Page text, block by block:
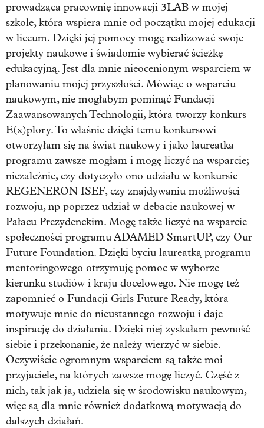
prowadząca pracownię innowacji 3LAB w mojej
szkole, która wspiera mnie od początku mojej edukacji
w liceum. Dzięki jej pomocy mogę realizować swoje
projekty naukowe i świadomie wybierać ścieżkę
edukacyjną. Jest dla mnie nieocenionym wsparciem w
planowaniu mojej przyszłości. Mówiąc o wsparciu
naukowym, nie mogłabym pominąć Fundacji
Zaawansowanych Technologii, która tworzy konkurs
E(x)plory. To właśnie dzięki temu konkursowi
otworzyłam się na świat naukowy i jako laureatka
programu zawsze mogłam i mogę liczyć na wsparcie;
niezależnie, czy dotyczyło ono udziału w konkursie
REGENERON ISEF, czy znajdywaniu możliwości
rozwoju, np poprzez udział w debacie naukowej w
Pałacu Prezydenckim. Mogę także liczyć na wsparcie
społeczności programu ADAMED SmartUP, czy Our
Future Foundation. Dzięki byciu laureatką programu
mentoringowego otrzymuję pomoc w wyborze
kierunku studiów i kraju docelowego. Nie mogę też
zapomnieć o Fundacji Girls Future Ready, która
motywuje mnie do nieustannego rozwoju i daje
inspirację do działania. Dzięki niej zyskałam pewność
siebie i przekonanie, że należy wierzyć w siebie.
Oczywiście ogromnym wsparciem są także moi
przyjaciele, na których zawsze mogę liczyć. Część z
nich, tak jak ja, udziela się w środowisku naukowym,
więc są dla mnie również dodatkową motywacją do
dalszych działań.